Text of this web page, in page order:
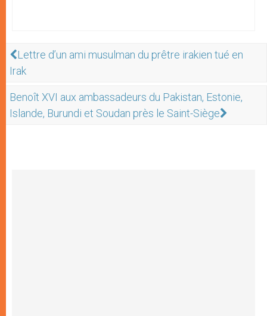
Lettre d’un ami musulman du prêtre irakien tué en
Irak
Benoît XVI aux ambassadeurs du Pakistan, Estonie,
Islande, Burundi et Soudan près le Saint-Siège